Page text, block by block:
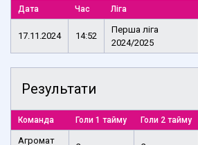
Дата Час Ліга
17.11.2024 14:52
Перша ліга
2024/2025
Результати
Команда Голи 1 тайму Голи 2 тайму
Агромат